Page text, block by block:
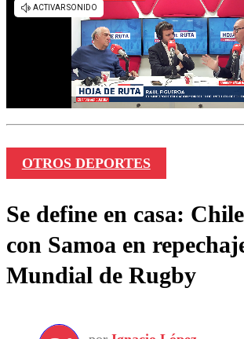
OTROS DEPORTES
Se define en casa:
con Samoa en
Mundial de Rugby